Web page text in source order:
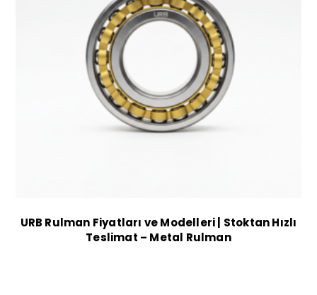
URB Rulman Fiyatları ve Modelleri | Stoktan Hızlı
Teslimat – Metal Rulman